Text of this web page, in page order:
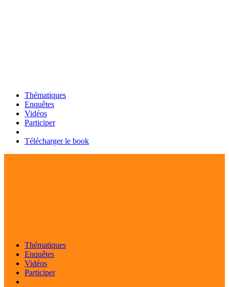
Thématiques
Enquêtes
Vidéos
Participer
Télécharger le book
Thématiques
Enquêtes
Vidéos
Participer